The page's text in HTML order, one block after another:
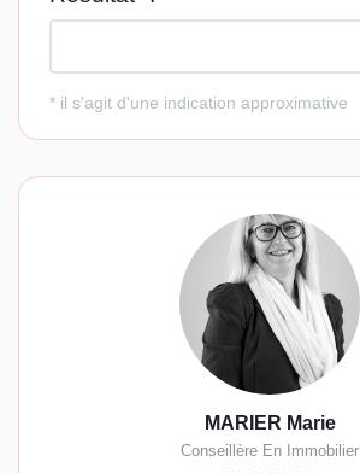
MARIER Marie
Conseillère En Immobilier